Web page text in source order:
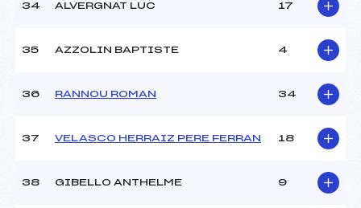
34 ALVERGNAT LUC 17
35 AZZOLIN BAPTISTE 4
36 RANNOU ROMAN 34
37 VELASCO HERRAIZ PERE FERRAN 18
38 GIBELLO ANTHELME 9